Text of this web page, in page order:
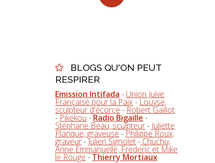
BLOGS QU'ON PEUT
RESPIRER
Emission Intifada - Union Juive
Française pour la Paix- Louyse,
sculpteur d'écorce - Robert Gaillot
- Pikekou - Radio Bigaille -
Stéphane Beau, sculpteur- Juliette
Planque, graveuse - Philippe Roux,
graveur-Julien Signolet- Chuchu,
Anne Emmanuelle, Frederic et Mike
le Rouge - Thierry Mortiaux